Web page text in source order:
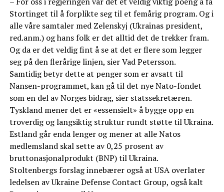
Stortinget til å forplikte seg til et femårig program. Og i
alle våre samtaler med Zelenskyj (Ukrainas president,
red.anm.) og hans folk er det alltid det de trekker fram.
Og da er det veldig fint å se at det er flere som legger
seg på den flerårige linjen, sier Vad Petersson.
Samtidig betyr dette at penger som er avsatt til
Nansen-programmet, kan gå til det nye Nato-fondet
som en del av Norges bidrag, sier statssekretæren.
Tyskland mener det er «essensielt» å bygge opp en
troverdig og langsiktig struktur rundt støtte til Ukraina.
Estland går enda lenger og mener at alle Natos
medlemsland skal sette av 0,25 prosent av
bruttonasjonalprodukt (BNP) til Ukraina.
Stoltenbergs forslag innebærer også at USA overlater
ledelsen av Ukraine Defense Contact Group, også kalt